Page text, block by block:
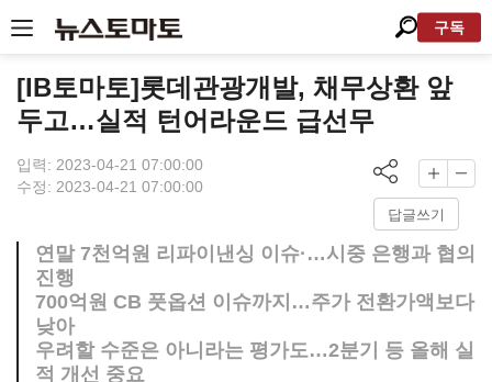
구독
[IB토마토]롯데관광개발, 채무상환 앞
두고…실적 턴어라운드 급선무
입력: 2023-04-21 07:00:00
수정: 2023-04-21 07:00:00
답글쓰기
연말 7천억원 리파이낸싱 이슈·…시중 은행과 협의
진행
700억원 CB 풋옵션 이슈까지…주가 전환가액보다
낮아
우려할 수준은 아니라는 평가도…2분기 등 올해 실
적 개선 중요